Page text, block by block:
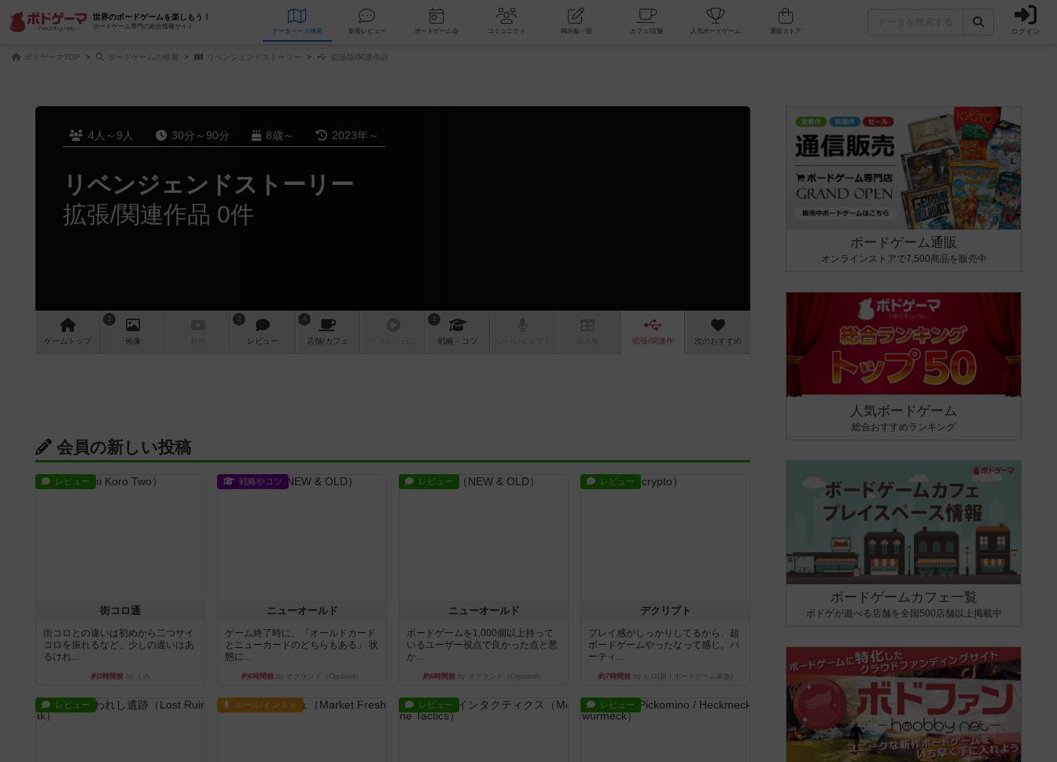
世界のボードゲームを楽しもう！
ボードゲーム専門の総合情報サイト
データベース 検索 新着レビュー ボードゲーム会 コミュニティ 掲示板一覧 カフェ/店舗 人気ボードゲーム ログイン
ボドゲーマTOP ボードゲームの検索 リベンジェンドストーリー 拡張版/関連作品
4人～9人 30分～90分 8歳～ 2023年～
リベンジェンドストーリー
拡張/関連作品 0件
ゲーム トップ
2
画像
2
レビュー
4
店舗/カフェ
1
戦略 ・コツ 拡張/関連作 次のおすすめ
会員の新しい投稿
レビュー
街コロ通
街コロとの違いは初めから二つサイ
コロを振れるなど、少しの違いはあ
るけれ...
約5時間前by くみ
戦略やコツ
ニューオールド
ゲーム終了時に、「オールドカード
とニューカードのどちらもある」 状
態に...
約6時間前 by オグランド（Oguland）
レビュー
ニューオールド
ボードゲームを1,000個以上持って
いるユーザー視点で良かった点と悪
か...
約6時間前 by オグランド（Oguland）
レビュー
デクリプト
プレイ感がしっかりしてるから、超
ボードゲームやったなって感じ。パ
ーティ...
約7時間前by ヒロ(新！ボードゲーム家族)
レビュー ルール/インスト レビュー レビュー
ボードゲーム通販
オンラインストアで7,500商品を販売中
人気ボードゲーム
総合おすすめランキング
ボードゲームカフェ一覧
ボドゲが遊べる店舗を全国500店舗以上掲載中